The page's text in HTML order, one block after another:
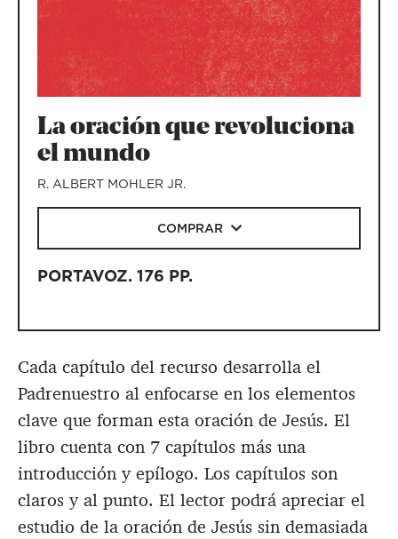
La oración que revoluciona
el mundo
R. ALBERT MOHLER JR.
COMPRAR
PORTAVOZ. 176 PP.
Cada capítulo del recurso desarrolla el
Padrenuestro al enfocarse en los elementos
clave que forman esta oración de Jesús. El
libro cuenta con 7 capítulos más una
introducción y epílogo. Los capítulos son
claros y al punto. El lector podrá apreciar el
estudio de la oración de Jesús sin demasiada